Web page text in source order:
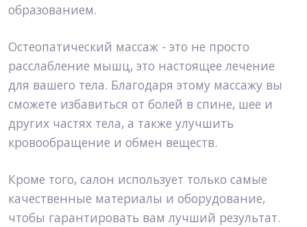
образованием.
Остеопатический массаж - это не просто
расслабление мышц, это настоящее лечение
для вашего тела. Благодаря этому массажу вы
сможете избавиться от болей в спине, шее и
других частях тела, а также улучшить
кровообращение и обмен веществ.
Кроме того, салон использует только самые
качественные материалы и оборудование,
чтобы гарантировать вам лучший результат.